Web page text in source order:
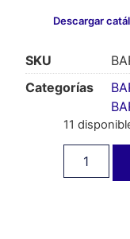
Descargar
SKU
Categorías
11